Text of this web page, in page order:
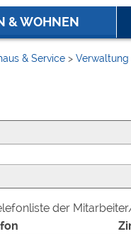
& WOHNEN
& Service > Verwaltung
der